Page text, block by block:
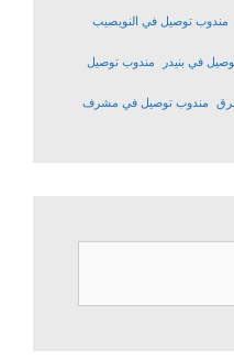
مندوب توصيل في النويصيب
في بنيدر مندوب توصيل
مندوب توصيل في مشرف